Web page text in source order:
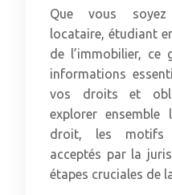
Que vous soyez
locataire, étudiant
de l’immobilier, ce
informations
vos droits et
explorer ensemble
droit, les motifs
acceptés par la
étapes cruciales de